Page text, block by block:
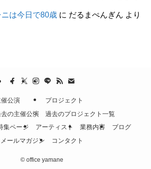
は今日で80歳 に だるまぺんぎん より
催公演
の主催公演
プロジェクト
過去のプロジェクト一覧
集ページ
アーティスト 業務内容
ブログ
メールマガジン
コンタクト
© office yamane